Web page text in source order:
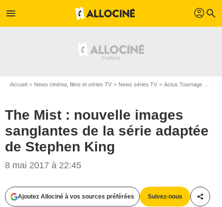
menu profil search
Accueil News cinéma, films et séries TV News séries TV Actus Tournage Séries TV
The Mist : nouvelle images
sanglantes de la série adaptée
de Stephen King
8 mai 2017 à 22:45
Ajoutez Allociné à vos sources préférées Suivez-nous